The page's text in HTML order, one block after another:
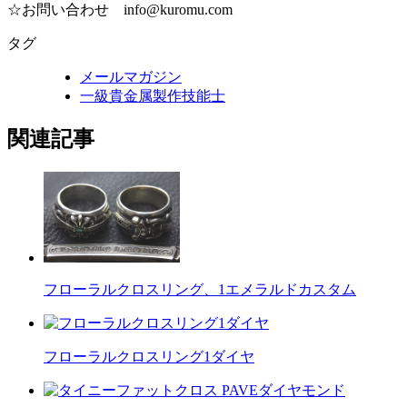
☆お問い合わせ info@kuromu.com
タグ
メールマガジン
一級貴金属製作技能士
関連記事
フローラルクロスリング、1エメラルドカスタム
フローラルクロスリング1ダイヤ